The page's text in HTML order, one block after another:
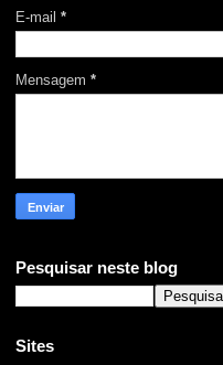
E-mail *
Mensagem *
Pesquisar neste blog
Sites